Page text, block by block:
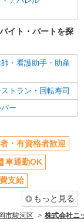
イト・パートを探
・看護助手・助産
トラン・回転寿司
ー
・有資格者歓迎
車通勤OK
支給
もっと見る
市駿河区 株式会社ニ